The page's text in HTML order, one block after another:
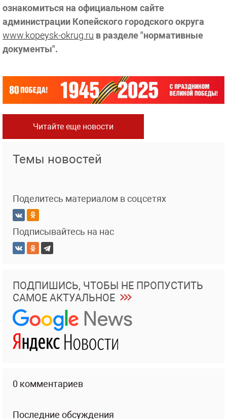
ознакомиться на официальном сайте
администрации Копейского городского округа
www.kopeysk-okrug.ru в разделе "нормативные
документы".
Читайте еще новости
Темы новостей
Поделитесь материалом в соцсетях
Подписывайтесь на нас
ПОДПИШИСЬ, ЧТОБЫ НЕ ПРОПУСТИТЬ
САМОЕ АКТУАЛЬНОЕ
0 комментариев
Последние обсуждения